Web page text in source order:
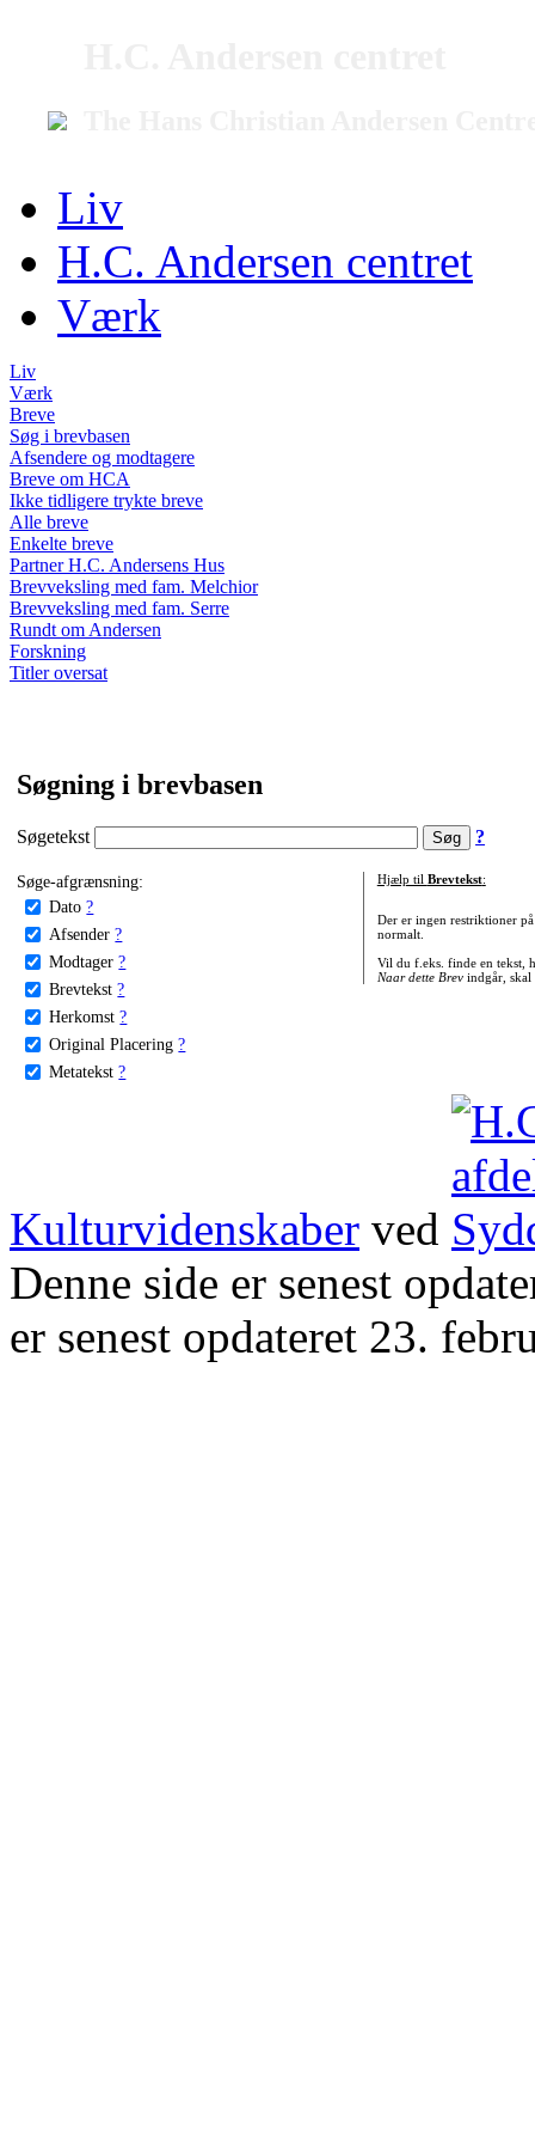
Liv
H.C. Andersen centret
Værk
Liv
Værk
Breve
Søg i brevbasen
Afsendere og modtagere
Breve om HCA
Ikke tidligere trykte breve
Alle breve
Enkelte breve
Partner H.C. Andersens Hus
Brevveksling med fam. Melchior
Brevveksling med fam. Serre
Rundt om Andersen
Forskning
Titler oversat
Søgning i brevbasen
Søgetekst ?
Søge-afgrænsning:
Dato ?
Afsender ?
Modtager ?
Brevtekst ?
Herkomst ?
Original Placering ?
Metatekst ?
Hjælp til Brevtekst:
Der er ingen restriktioner
normalt.
Vil du f.eks. finde en tekst,
Naar dette Brevindgår, skal
Kulturvidenskaber ved
Denne side er senest
er senest opdateret 23.